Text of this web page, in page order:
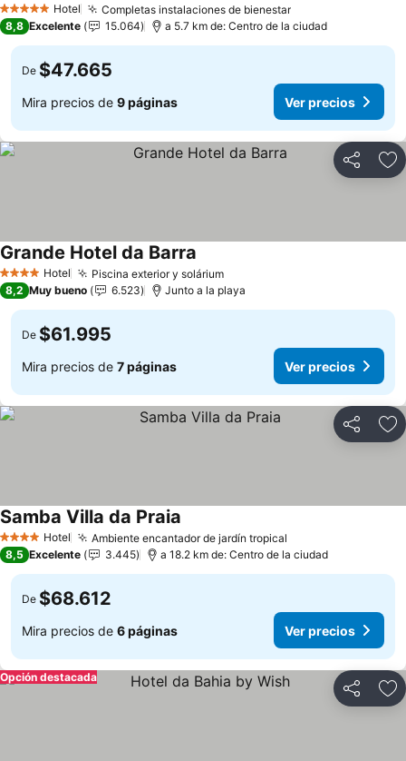
5 Estrellas Hotel Completas instalaciones de bienestar
8,8 Excelente 15.064 a 5.7 km de: Centro de la ciudad
De $47.665
Mira precios de 9 páginas Ver precios
Compartir
4 EstrellasHotel Piscina exterior y solárium
Grande Hotel da Barra
8,2 Muy bueno 6.523 Junto a la playa
De $61.995
Mira precios de 7 páginas Ver precios
Compartir
4 EstrellasHotel Ambiente encantador de jardín tropical
Samba Villa da Praia
8,5 Excelente 3.445 a 18.2 km de: Centro de la ciudad
De $68.612
Mira precios de 6 páginas Ver precios
Compartir
Opción destacada